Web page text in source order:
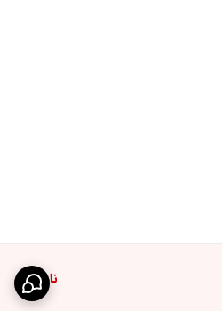
ناموجود